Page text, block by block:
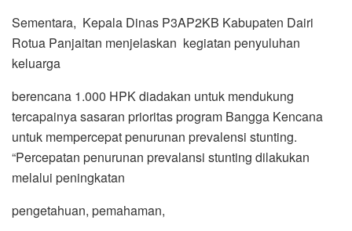
Sementara, Kepala Dinas P3AP2KB Kabupaten Dairi
Rotua Panjaitan menjelaskan kegiatan penyuluhan
keluarga
berencana 1.000 HPK diadakan untuk mendukung
tercapainya sasaran prioritas program Bangga Kencana
untuk mempercepat penurunan prevalensi stunting.
“Percepatan penurunan prevalansi stunting dilakukan
melalui peningkatan
pengetahuan, pemahaman,